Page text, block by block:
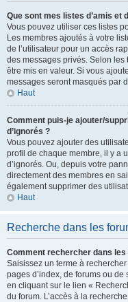
Que sont mes listes d’amis et
Vous pouvez utiliser ces listes
Les membres ajoutés à votre
de l’utilisateur pour un accès
des messages privés. Selon
être mis en valeur. Si vous
messages seront masqués par
Haut
Comment puis-je ajouter/
d’ignorés ?
Vous pouvez ajouter des
profil de chaque membre, il y a
d’ignorés. Ou, depuis votre
directement des membres en
également supprimer des
Haut
Recherche dans les
Comment rechercher dans
Saisissez un terme à
pages d’index, de forums ou
en cliquant sur le lien «
du forum. L’accès à la